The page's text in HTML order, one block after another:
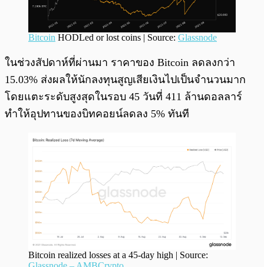
Bitcoin HODLed or lost coins | Source: Glassnode
ในช่วงสัปดาห์ที่ผ่านมา ราคาของ Bitcoin ลดลงกว่า
15.03% ส่งผลให้นักลงทุนสูญเสียเงินไปเป็นจำนวนมาก
โดยแตะระดับสูงสุดในรอบ 45 วันที่ 411 ล้านดอลลาร์
ทำให้อุปทานของบิทคอยน์ลดลง 5% ทันที
Bitcoin realized losses at a 45-day high | Source: